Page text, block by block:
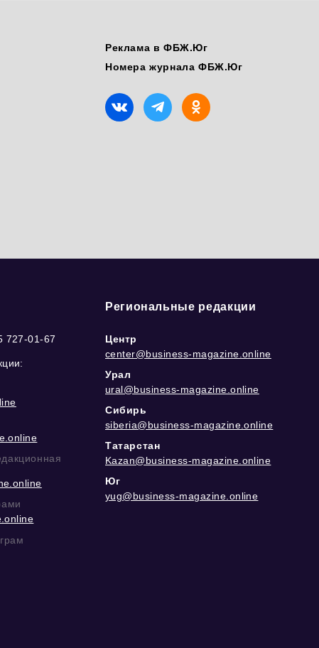
Реклама в ФБЖ.Юг
Номера журнала ФБЖ.Юг
727-01-67
Региональные редакции
Центр
center@business-magazine.online
Урал
ural@business-magazine.online
Сибирь
siberia@business-magazine.online
Татарстан
Kazan@business-magazine.online
Юг
yug@business-magazine.online